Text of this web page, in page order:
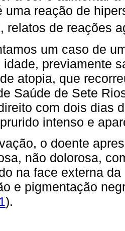
uma reação de
relatos de reações
um caso de
idade, previamente
atopia, que
Saúde de Sete
com dois dias
intenso e
o doente
não dolorosa,
na face externa
e pigmentação
).